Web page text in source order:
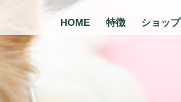
HOME 特徴 ショップ